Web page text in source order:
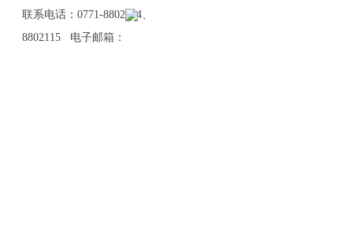
联系电话：0771-8802114、
8802115 电子邮箱：